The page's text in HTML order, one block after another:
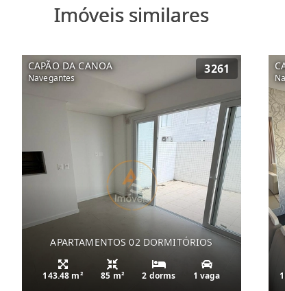
Imóveis similares
CAPÃO DA CANOA
Navegantes
3261
APARTAMENTOS 02 DORMITÓRIOS
143.48 m² 85 m² 2 dorms 1 vaga